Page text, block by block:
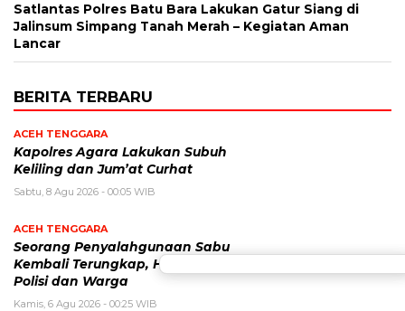
Satlantas Polres Batu Bara Lakukan Gatur Siang di
Jalinsum Simpang Tanah Merah – Kegiatan Aman
Lancar
BERITA TERBARU
ACEH TENGGARA
Kapolres Agara Lakukan Subuh
Keliling dan Jum’at Curhat
Sabtu, 8 Agu 2026 - 00:05 WIB
ACEH TENGGARA
Seorang Penyalahgunaan Sabu
Kembali Terungkap, Hasil Kerjasama
Polisi dan Warga
Kamis, 6 Agu 2026 - 00:25 WIB